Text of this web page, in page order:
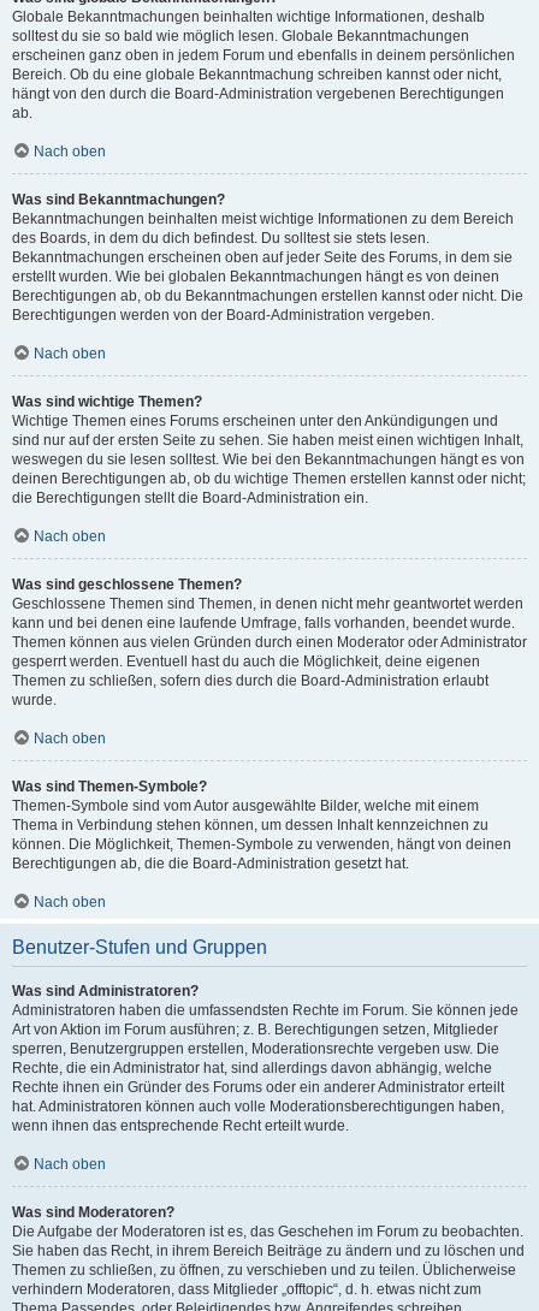
Globale Bekanntmachungen beinhalten wichtige Informationen, deshalb
solltest du sie so bald wie möglich lesen. Globale Bekanntmachungen
erscheinen ganz oben in jedem Forum und ebenfalls in deinem persönlichen
Bereich. Ob du eine globale Bekanntmachung schreiben kannst oder nicht,
hängt von den durch die Board-Administration vergebenen Berechtigungen
ab.
Nach oben
Was sind Bekanntmachungen?
Bekanntmachungen beinhalten meist wichtige Informationen zu dem Bereich
des Boards, in dem du dich befindest. Du solltest sie stets lesen.
Bekanntmachungen erscheinen oben auf jeder Seite des Forums, in dem sie
erstellt wurden. Wie bei globalen Bekanntmachungen hängt es von deinen
Berechtigungen ab, ob du Bekanntmachungen erstellen kannst oder nicht. Die
Berechtigungen werden von der Board-Administration vergeben.
Nach oben
Was sind wichtige Themen?
Wichtige Themen eines Forums erscheinen unter den Ankündigungen und
sind nur auf der ersten Seite zu sehen. Sie haben meist einen wichtigen Inhalt,
weswegen du sie lesen solltest. Wie bei den Bekanntmachungen hängt es von
deinen Berechtigungen ab, ob du wichtige Themen erstellen kannst oder nicht;
die Berechtigungen stellt die Board-Administration ein.
Nach oben
Was sind geschlossene Themen?
Geschlossene Themen sind Themen, in denen nicht mehr geantwortet werden
kann und bei denen eine laufende Umfrage, falls vorhanden, beendet wurde.
Themen können aus vielen Gründen durch einen Moderator oder Administrator
gesperrt werden. Eventuell hast du auch die Möglichkeit, deine eigenen
Themen zu schließen, sofern dies durch die Board-Administration erlaubt
wurde.
Nach oben
Was sind Themen-Symbole?
Themen-Symbole sind vom Autor ausgewählte Bilder, welche mit einem
Thema in Verbindung stehen können, um dessen Inhalt kennzeichnen zu
können. Die Möglichkeit, Themen-Symbole zu verwenden, hängt von deinen
Berechtigungen ab, die die Board-Administration gesetzt hat.
Nach oben
Benutzer-Stufen und Gruppen
Was sind Administratoren?
Administratoren haben die umfassendsten Rechte im Forum. Sie können jede
Art von Aktion im Forum ausführen; z. B. Berechtigungen setzen, Mitglieder
sperren, Benutzergruppen erstellen, Moderationsrechte vergeben usw. Die
Rechte, die ein Administrator hat, sind allerdings davon abhängig, welche
Rechte ihnen ein Gründer des Forums oder ein anderer Administrator erteilt
hat. Administratoren können auch volle Moderationsberechtigungen haben,
wenn ihnen das entsprechende Recht erteilt wurde.
Nach oben
Was sind Moderatoren?
Die Aufgabe der Moderatoren ist es, das Geschehen im Forum zu beobachten.
Sie haben das Recht, in ihrem Bereich Beiträge zu ändern und zu löschen und
Themen zu schließen, zu öffnen, zu verschieben und zu teilen. Üblicherweise
verhindern Moderatoren, dass Mitglieder „offtopic“, d. h. etwas nicht zum